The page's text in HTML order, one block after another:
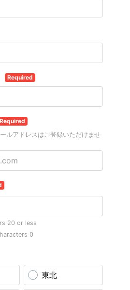
Required
Required
ルアドレスはご登録いただけませ
20 or less
0
東北